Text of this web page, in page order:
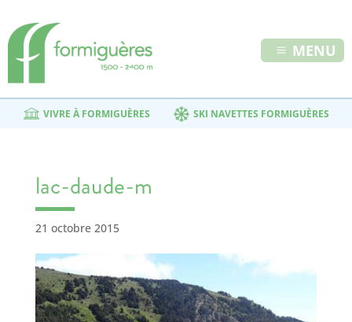
MENU
VIVRE À FORMIGUÈRES SKI NAVETTES FORMIGUÈRES
lac-daude-m
21 octobre 2015